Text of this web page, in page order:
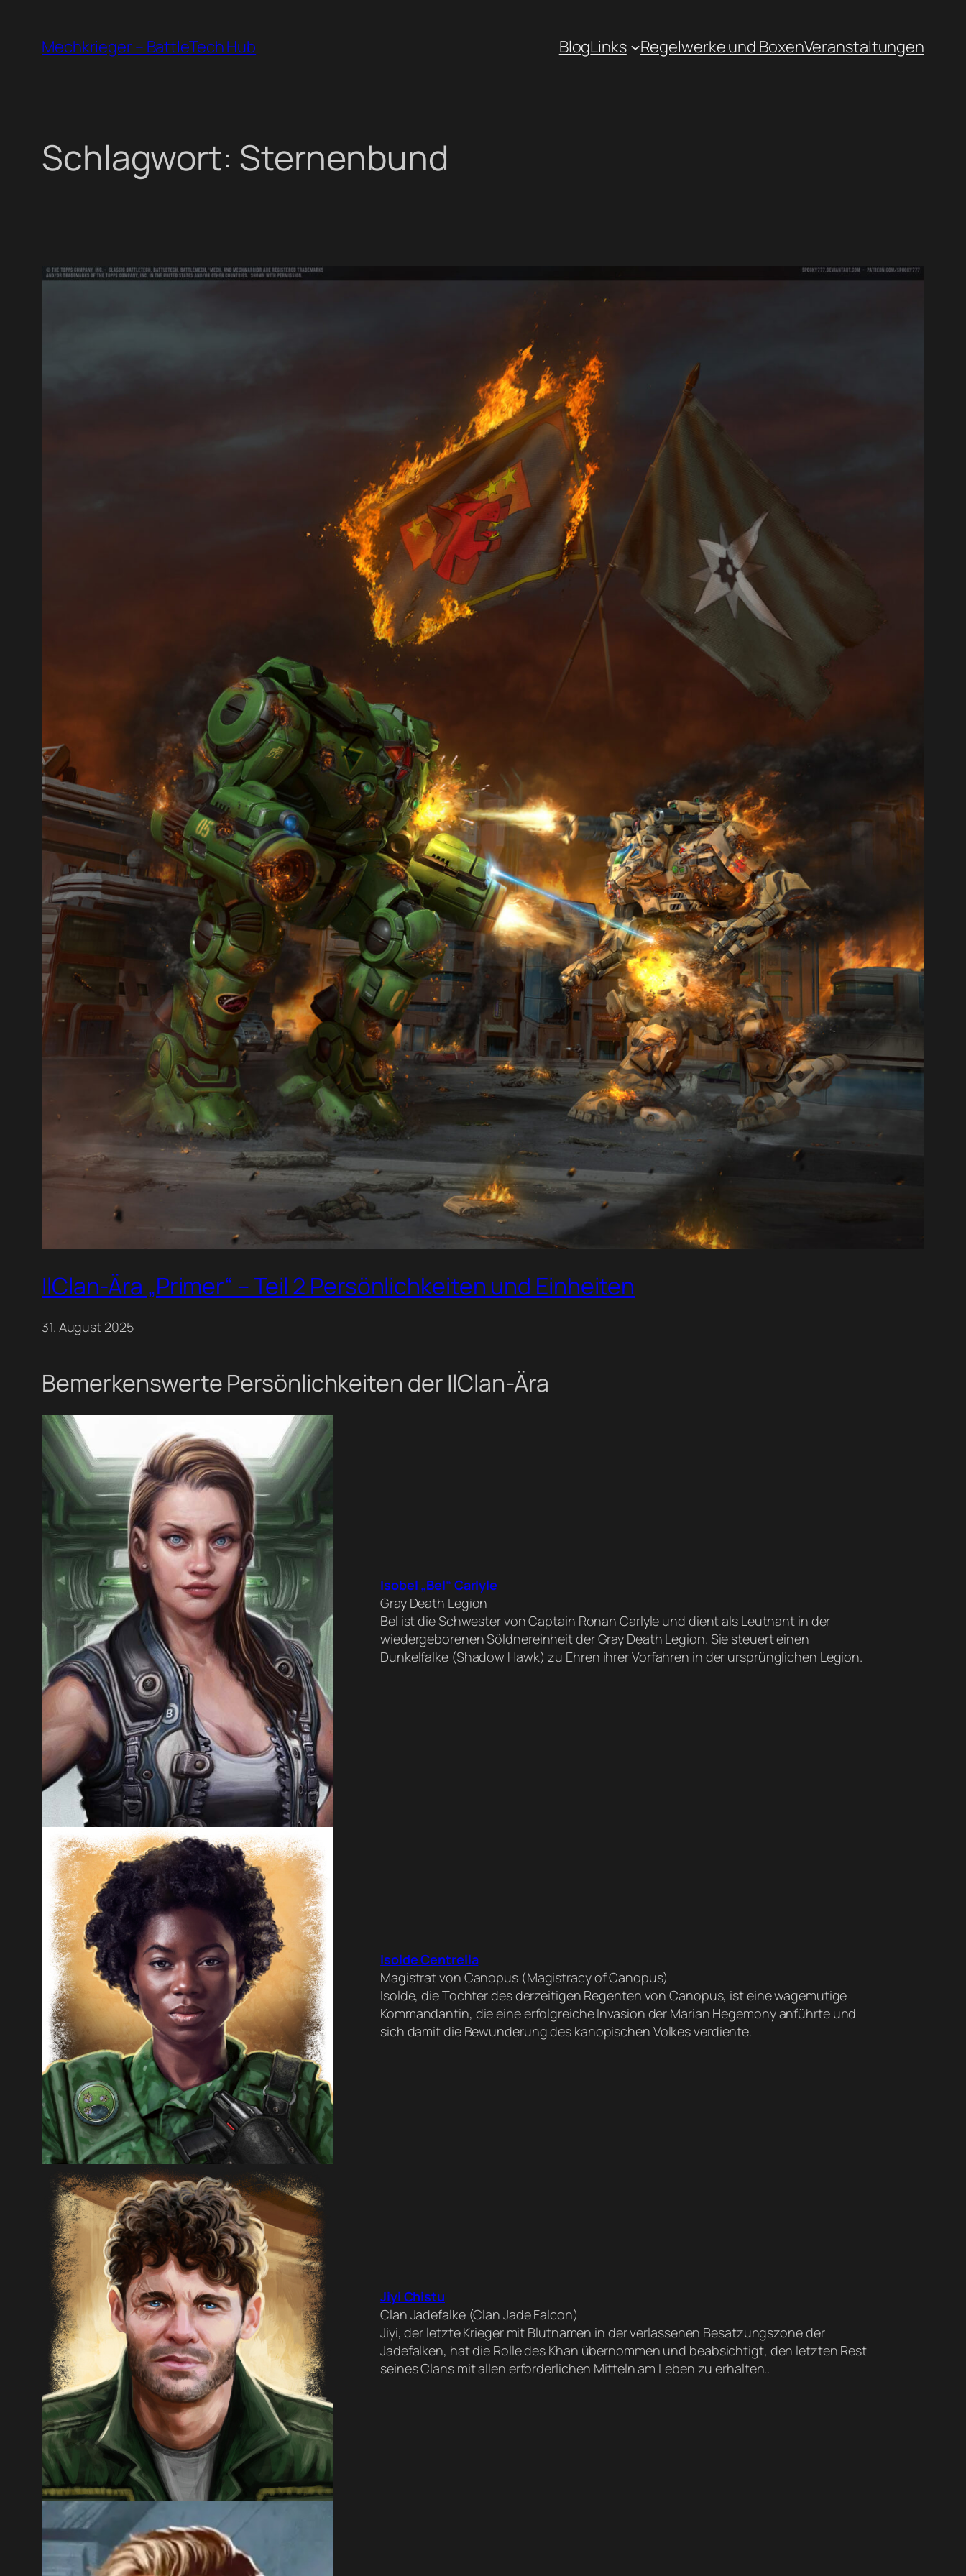
Inhalt
springen
Mechkrieger – BattleTech Hub BlogLinks Regelwerke und BoxenVeranstaltungen
Schlagwort: Sternenbund
IlClan-Ära „Primer“ – Teil 2 Persönlichkeiten und Einheiten
31. August 2025
Bemerkenswerte Persönlichkeiten der IlClan-Ära
Isobel „Bel“ Carlyle
Gray Death Legion
Bel ist die Schwester von Captain Ronan Carlyle und dient als Leutnant in der
wiedergeborenen Söldnereinheit der Gray Death Legion. Sie steuert einen
Dunkelfalke (Shadow Hawk) zu Ehren ihrer Vorfahren in der ursprünglichen Legion.
Isolde Centrella
Magistrat von Canopus (Magistracy of Canopus)
Isolde, die Tochter des derzeitigen Regenten von Canopus, ist eine wagemutige
Kommandantin, die eine erfolgreiche Invasion der Marian Hegemony anführte und
sich damit die Bewunderung des kanopischen Volkes verdiente.
Jiyi Chistu
Clan Jadefalke (Clan Jade Falcon)
Jiyi, der letzte Krieger mit Blutnamen in der verlassenen Besatzungszone der
Jadefalken, hat die Rolle des Khan übernommen und beabsichtigt, den letzten Rest
seines Clans mit allen erforderlichen Mitteln am Leben zu erhalten..